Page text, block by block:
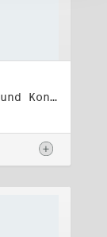
Titel: Koordinierungsgruppe und Kontakttelefongruppe